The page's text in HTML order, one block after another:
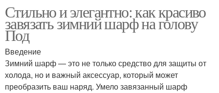
Стильно и элегантно: как красиво
завязать зимний шарф на голову
Под
Введение
Зимний шарф — это не только средство для защиты от
холода, но и важный аксессуар, который может
преобразить ваш наряд. Умело завязанный шарф